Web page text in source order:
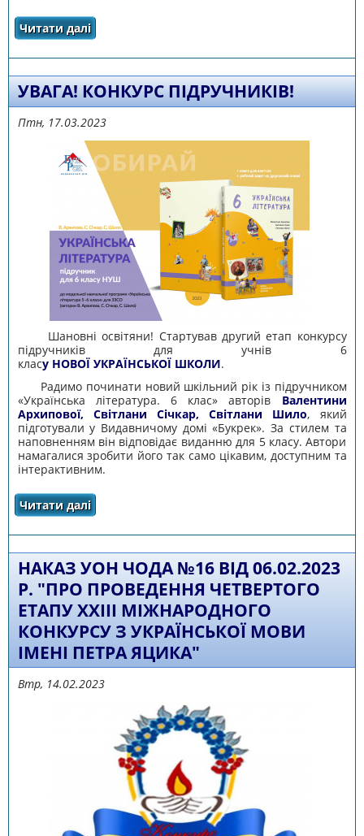
Читати далі
та правознавства «Революція гідності. Події,
що нас змінили»
УВАГА! КОНКУРС ПІДРУЧНИКІВ!
Птн, 17.03.2023
Шановні освітяни! Стартував другий етап конкурсу
підручників для учнів 6
класу НОВОЇ УКРАЇНСЬКОЇ ШКОЛИ.
Радимо починати новий шкільний рік із підручником
«Українська література. 6 клас» авторів Валентини
Архипової, Світлани Січкар, Світлани Шило, який
підготували у Видавничому домі «Букрек». За стилем та
наповненням він відповідає виданню для 5 класу. Автори
намагалися зробити його так само цікавим, доступним та
інтерактивним.
Читати даліпро Увага! Конкурс підручників!
НАКАЗ УОН ЧОДА №16 ВІД 06.02.2023
Р. "ПРО ПРОВЕДЕННЯ ЧЕТВЕРТОГО
ЕТАПУ XХІІІ МІЖНАРОДНОГО
КОНКУРСУ З УКРАЇНСЬКОЇ МОВИ
ІМЕНІ ПЕТРА ЯЦИКА"
Втр, 14.02.2023